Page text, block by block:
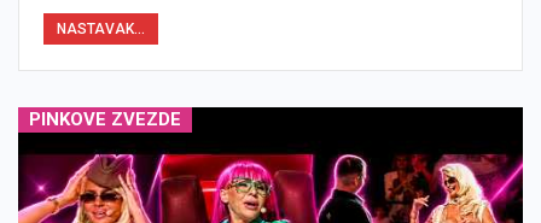
NASTAVAK...
PINKOVE ZVEZDE